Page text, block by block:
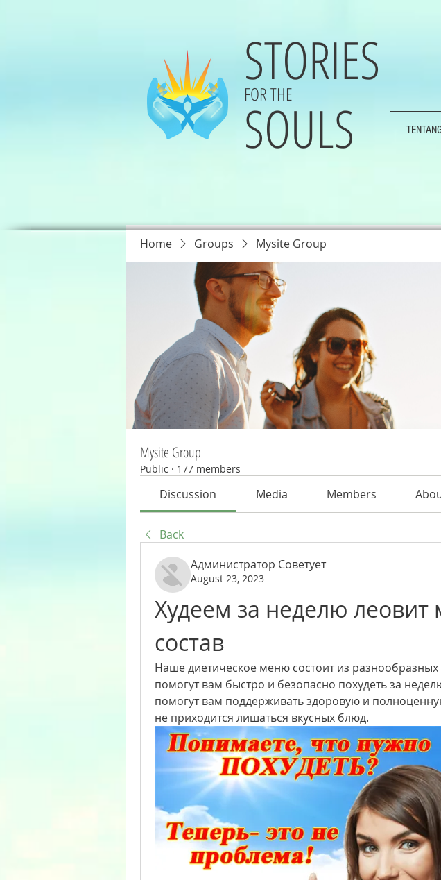
STORIES
FOR THE
SOULS
Home Groups Mysite Group
Mysite Group
Public · 177 members
Discussion Media Members
Back
Администратор Советует
August 23, 2023
Худеем за неделю
состав
Наше диетическое меню состоит из
помогут вам быстро и безопасно похудеть за
помогут вам поддерживать здоровую и
не приходится лишаться вкусных блюд.